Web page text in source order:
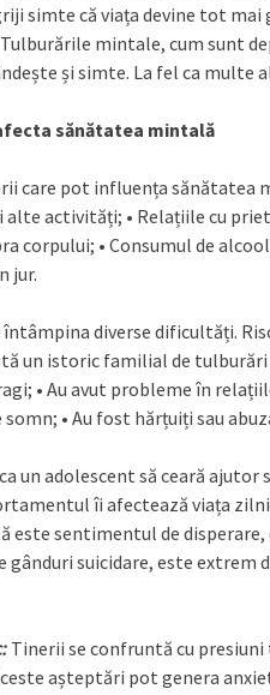
simte că viața devine tot mai
mintale, cum sunt
și simte. La fel ca
sănătatea mintală
care pot influența sănătatea
alte activități; • Relațiile cu
corpului; • Consumul de
jur.
diverse dificultăți.
un istoric familial de
• Au avut probleme în
• Au fost hărțuiți sau
un adolescent să ceară ajutor
îi afectează viața
sentimentul de disperare,
gânduri suicidare, este
Tinerii se confruntă cu
așteptări pot genera